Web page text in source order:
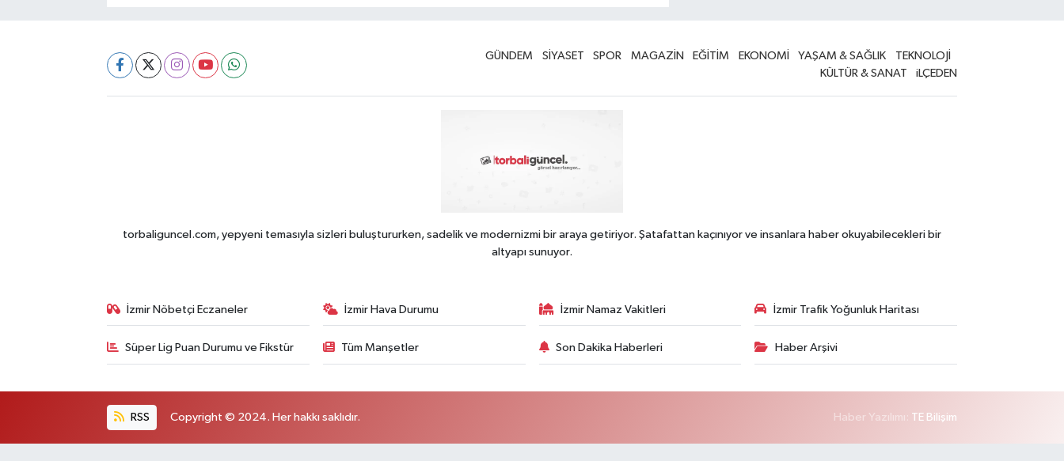
GÜNDEM SİYASET SPOR MAGAZİN EĞİTİM EKONOMİ YAŞAM & SAĞLIK
TEKNOLOJİ
KÜLTÜR & SANAT
iLÇEDEN
torbaliguncel.com, yepyeni temasıyla sizleri buluştururken, sadelik ve modernizmi bir araya getiriyor. Şatafattan kaçınıyor ve insanlara haber okuyabilecekleri bir
altyapı sunuyor.
İzmir Nöbetçi Eczaneler İzmir Hava Durumu İzmir Namaz Vakitleri İzmir Trafik Yoğunluk Haritası
Süper Lig Puan Durumu ve Fikstür Tüm Manşetler Son Dakika Haberleri Haber Arşivi
RSS Copyright © 2024. Her hakkı saklıdır. Haber Yazılımı: TE Bilişim